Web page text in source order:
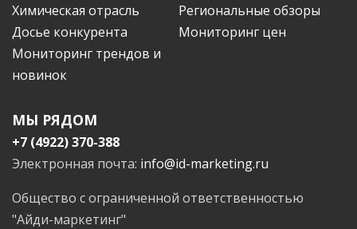
Химическая отрасль
Региональные обзоры
Досье конкурента
Мониторинг цен
Мониторинг трендов и
новинок
МЫ РЯДОМ
+7 (4922) 370-388
Электронная почта: info@id-marketing.ru
Общество с ограниченной ответственностью
"Айди-маркетинг"